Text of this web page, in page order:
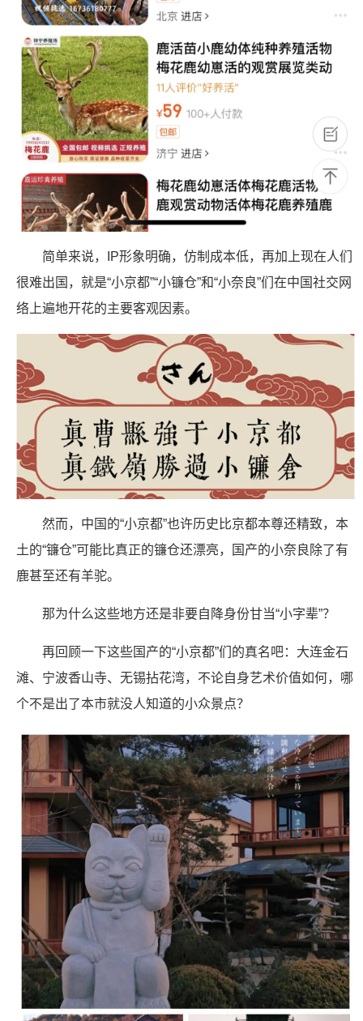
简单来说，IP形象明确，仿制成本低，再加上现在人们
很难出国，就是“小京都”“小镰仓”和“小奈良”们在中国社交网
络上遍地开花的主要客观因素。
然而，中国的“小京都”也许历史比京都本尊还精致，本
土的“镰仓”可能比真正的镰仓还漂亮，国产的小奈良除了有
鹿甚至还有羊驼。
那为什么这些地方还是非要自降身份甘当“小字辈”？
再回顾一下这些国产的“小京都”们的真名吧：大连金石
滩、宁波香山寺、无锡拈花湾，不论自身艺术价值如何，哪
个不是出了本市就没人知道的小众景点？